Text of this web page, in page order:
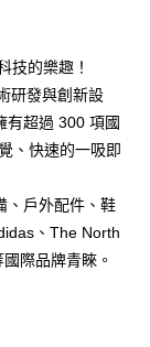
期系統評分，恕無
算日後寄送繳費提
直營門市／銀行轉
公司）所提供，讓
款。
商店將以您的個人
AFTEE先享後付」
可透過四大超商／
。
取消訂單，請聯絡
需透過AFTEE先享
為準，若有關於
技的樂趣！
研發與創新設
有超過 300 項國
、快速的一吸即
、戶外配件、鞋
、The North
際品牌青睞。